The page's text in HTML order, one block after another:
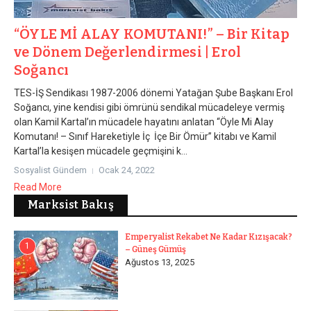
“ÖYLE Mİ ALAY KOMUTANI!” – Bir Kitap
ve Dönem Değerlendirmesi | Erol
Soğancı
TES-İŞ Sendikası 1987-2006 dönemi Yatağan Şube Başkanı Erol
Soğancı, yine kendisi gibi ömrünü sendikal mücadeleye vermiş
olan Kamil Kartal’ın mücadele hayatını anlatan “Öyle Mi Alay
Komutanı! – Sınıf Hareketiyle İç İçe Bir Ömür” kitabı ve Kamil
Kartal’la kesişen mücadele geçmişini k...
Sosyalist Gündem Ocak 24, 2022
Read More
Marksist Bakış
1
Emperyalist Rekabet Ne Kadar Kızışacak?
– Güneş Gümüş
Ağustos 13, 2025